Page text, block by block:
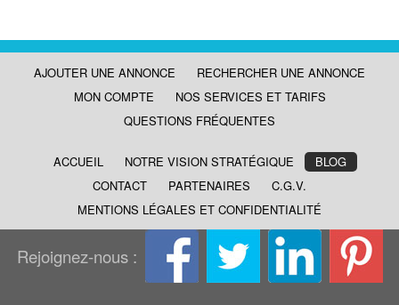
AJOUTER UNE ANNONCE
RECHERCHER UNE ANNONCE
MON COMPTE
NOS SERVICES ET TARIFS
QUESTIONS FRÉQUENTES
ACCUEIL NOTRE VISION STRATÉGIQUE
BLOG
CONTACT
PARTENAIRES
C.G.V.
MENTIONS LÉGALES ET CONFIDENTIALITÉ
Rejoignez-nous :